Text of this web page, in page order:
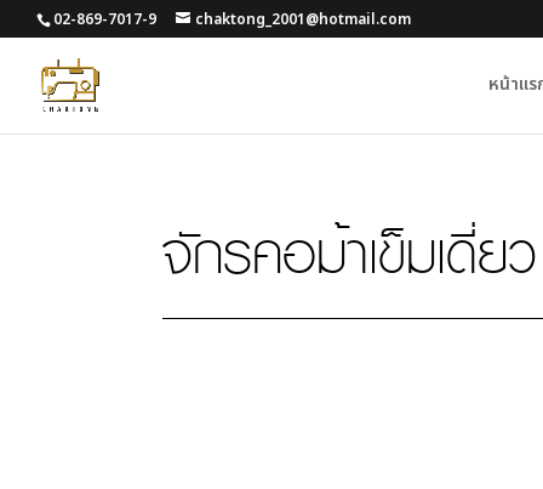
02-869-7017-9 chaktong_2001@hotmail.com
หน้าแร
จักรคอม้าเข็มเดี่ยว